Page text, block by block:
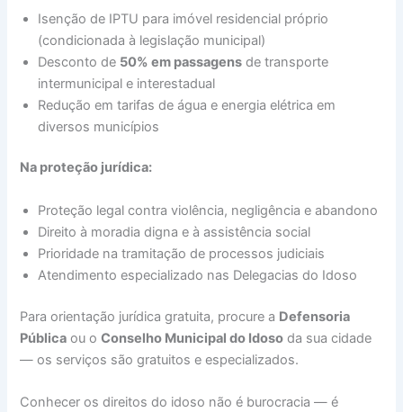
Isenção de IPTU para imóvel residencial próprio
(condicionada à legislação municipal)
Desconto de 50% em passagens de transporte
intermunicipal e interestadual
Redução em tarifas de água e energia elétrica em
diversos municípios
Na proteção jurídica:
Proteção legal contra violência, negligência e abandono
Direito à moradia digna e à assistência social
Prioridade na tramitação de processos judiciais
Atendimento especializado nas Delegacias do Idoso
Para orientação jurídica gratuita, procure a Defensoria
Pública ou oConselho Municipal do Idoso da sua cidade
— os serviços são gratuitos e especializados.
Conhecer os direitos do idoso não é burocracia — é